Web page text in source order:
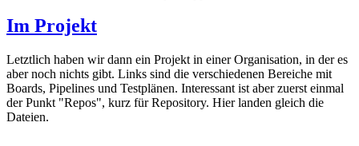
Im Projekt
Letztlich haben wir dann ein Projekt in einer Organisation, in der es
aber noch nichts gibt. Links sind die verschiedenen Bereiche mit
Boards, Pipelines und Testplänen. Interessant ist aber zuerst einmal
der Punkt "Repos", kurz für Repository. Hier landen gleich die
Dateien.